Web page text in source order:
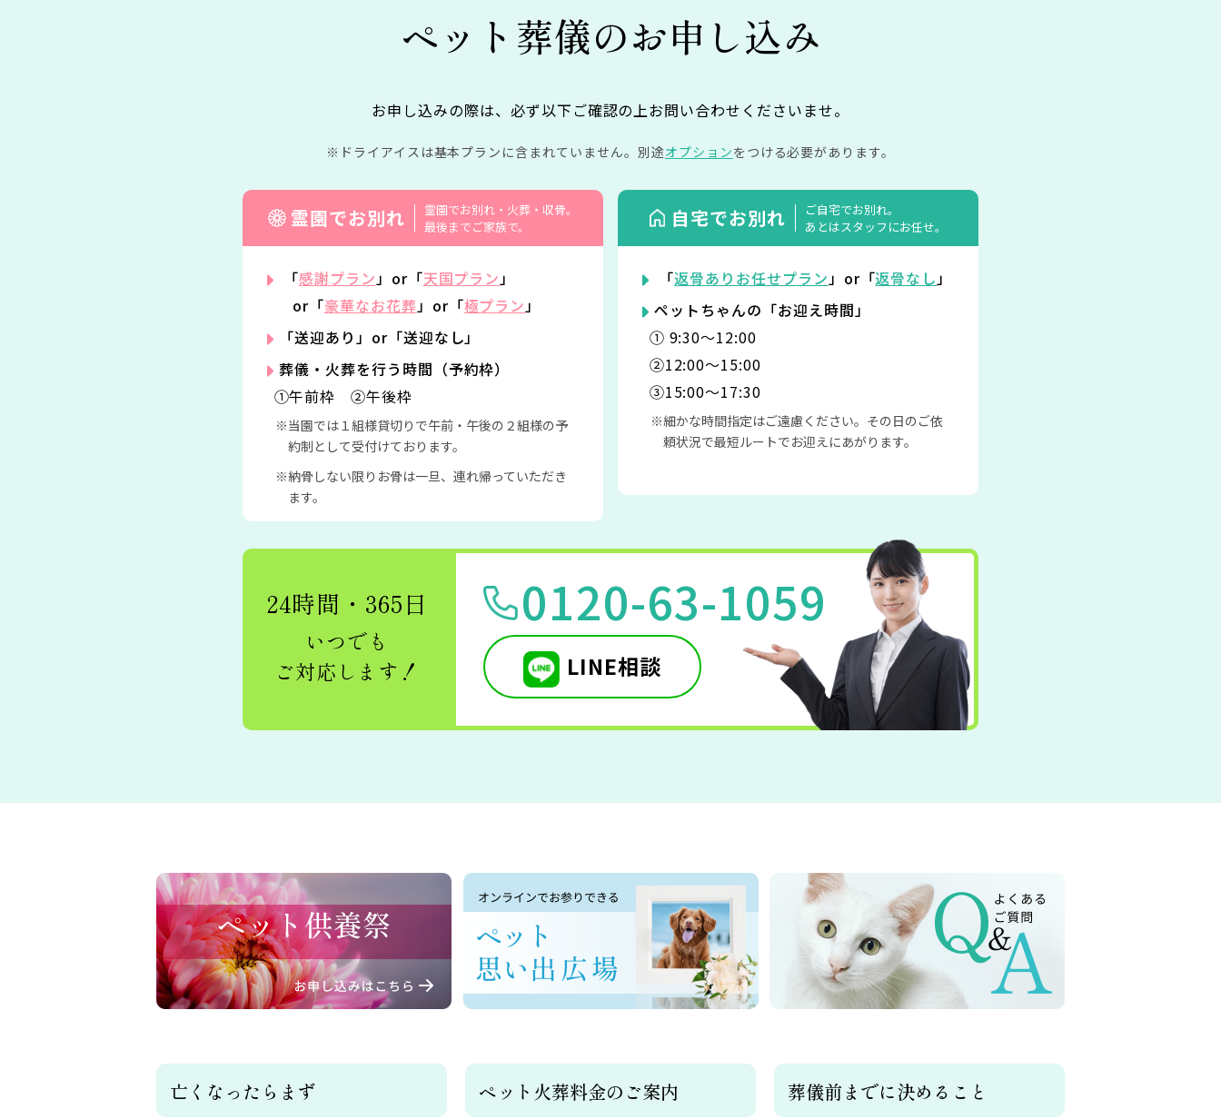
ペット葬儀のお申し込み
お申し込みの際は、必ず以下ご確認の上お問い合わせくださいませ。
ドライアイスは基本プランに含まれていません。 別途オプションをつける必要があります。
霊園でお別れ
霊園でお別れ・火葬・収骨。
最後までご家族で。
「感謝プラン」or「天国プラン」
or「豪華なお花葬」or「極プラン」
「送迎あり」or「送迎なし」
葬儀・火葬を行う時間（予約枠）
①午前枠 ②午後枠
当園では１組様貸切りで午前・午後の２組様の予
約制として受付けております。
納骨しない限りお骨は一旦、連れ帰っていただき
ます。
自宅でお別れ
ご自宅でお別れ。
あとはスタッフにお任せ。
「返骨ありお任せプラン」or「返骨なし」
ペットちゃんの「お迎え時間」
① 9:30〜12:00
②12:00〜15:00
③15:00〜17:30
細かな時間指定はご遠慮ください。その日のご依
頼状況で最短ルートでお迎えにあがります。
24時間・365日
いつでも
ご対応します！
0120-63-1059
LINE相談
亡くなったらまず ペット火葬料金のご案内 葬儀前までに決めること